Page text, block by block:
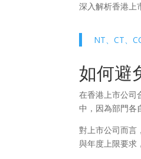
深入解析香港上
NT、CT、
如何避
在香港上市公司
中，因為部門各
對上市公司而言
與年度上限要求